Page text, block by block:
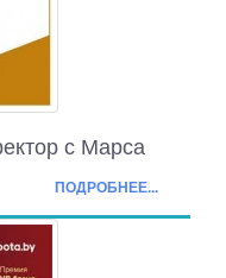
с Марса
ПОДРОБНЕЕ...